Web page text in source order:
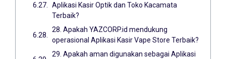
Aplikasi Kasir Optik dan Toko Kacamata
Terbaik?
28. Apakah YAZCORP.id mendukung
operasional Aplikasi Kasir Vape Store Terbaik?
29. Apakah aman digunakan sebagai Aplikasi